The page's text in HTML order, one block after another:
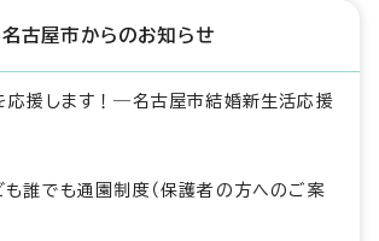
名古屋市からのお知らせ
応援します！―名古屋市結婚新生活応援
も誰でも通園制度（保護者の方へのご案